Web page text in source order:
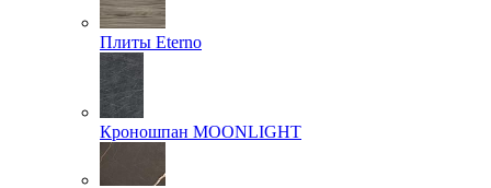
Плиты Eterno
Кроношпан MOONLIGHT